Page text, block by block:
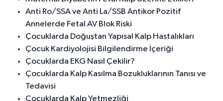
Anti Ro/SSA ve Anti La/SSB Antikor Pozitif
Annelerde Fetal AV Blok Riski
Çocuklarda Doğuştan Yapısal Kalp Hastalıkları
Çocuk Kardiyolojisi Bilgilendirme İçeriği
Çocuklarda EKG Nasıl Çekilir?
Çocuklarda Kalp Kasılma Bozukluklarının Tanısı ve
Tedavisi
Çocuklarda Kalp Yetmezliği